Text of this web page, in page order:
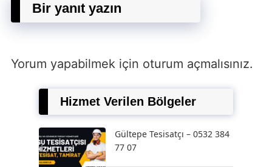
Bir yanıt yazın
Yorum yapabilmek için oturum açmalısınız.
Hizmet Verilen Bölgeler
Gültepe Tesisatçı – 0532 384
77 07